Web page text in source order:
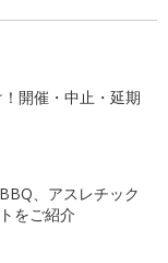
開催・中止・延期
、アスレチック
をご紹介